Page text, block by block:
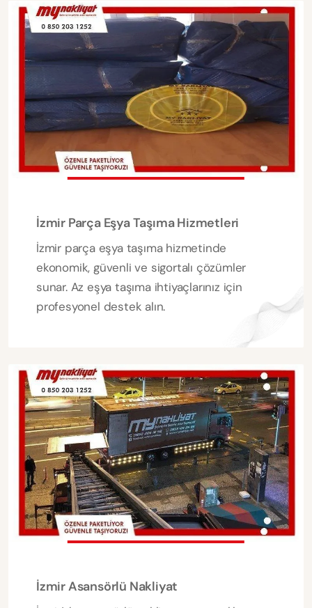
İzmir Parça Eşya Taşıma Hizmetleri
İzmir parça eşya taşıma hizmetinde
ekonomik, güvenli ve sigortalı çözümler
sunar. Az eşya taşıma ihtiyaçlarınız için
profesyonel destek alın.
İzmir Asansörlü Nakliyat